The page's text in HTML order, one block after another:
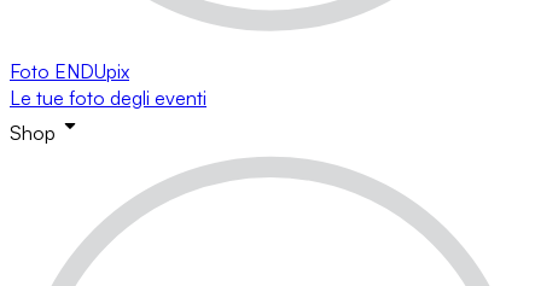
Foto ENDUpix
Le tue foto degli eventi
Shop